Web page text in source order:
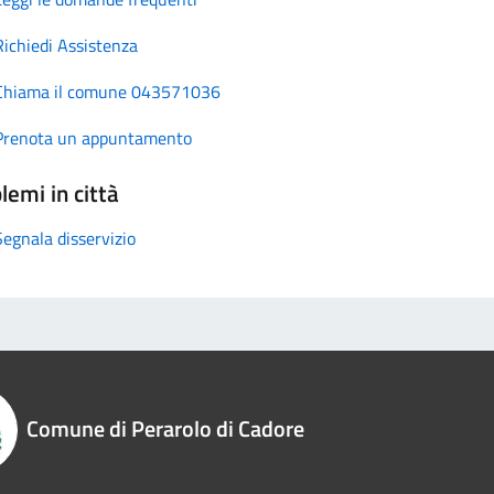
Assistenza
il comune 043571036
un appuntamento
in città
disservizio
Comune di Perarolo di Cadore